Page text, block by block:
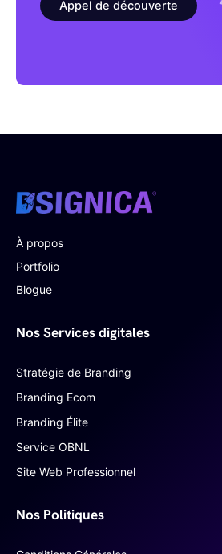
Appel de découverte
À propos
Portfolio
Blogue
Nos Services digitales
Stratégie de Branding
Branding Ecom
Branding Élite
Service OBNL
Site Web Professionnel
Nos Politiques